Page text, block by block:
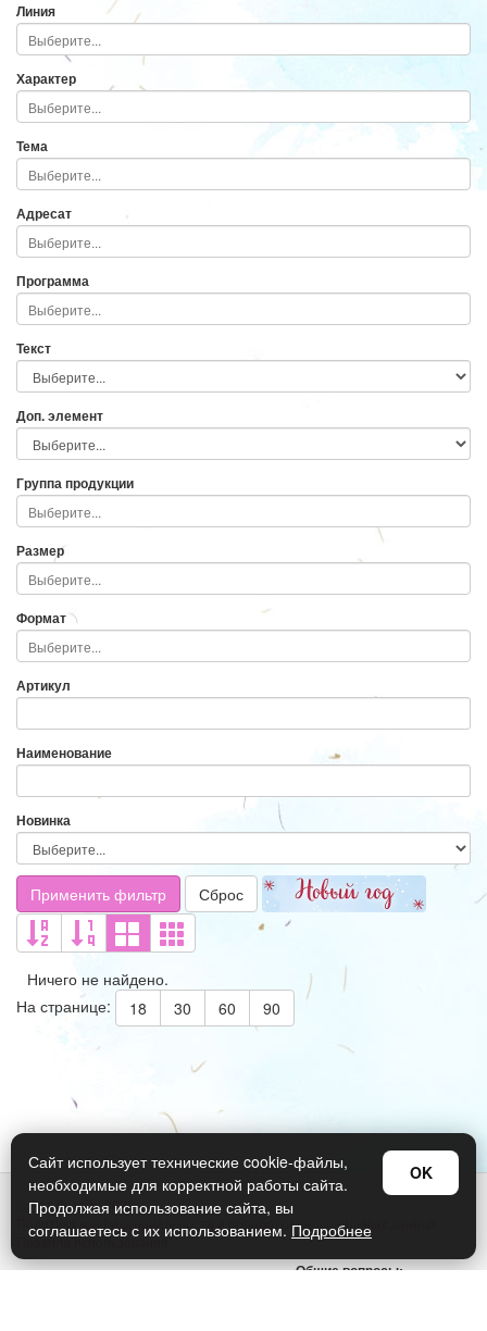
Линия
Характер
Тема
Адресат
Программа
Текст
Доп. элемент
Группа продукции
Размер
Формат
Артикул
Наименование
Новинка
Применить фильтр Сброс
Ничего не найдено.
На странице:
18 30 60 90
© Арт Дизайн 2026
Политика конфиденциальности и обработки персональных данных
Правила использования
Общие вопросы:
Сайт использует технические cookie-файлы,
необходимые для корректной работы сайта.
Продолжая использование сайта, вы
соглашаетесь с их использованием. Подробнее
OK